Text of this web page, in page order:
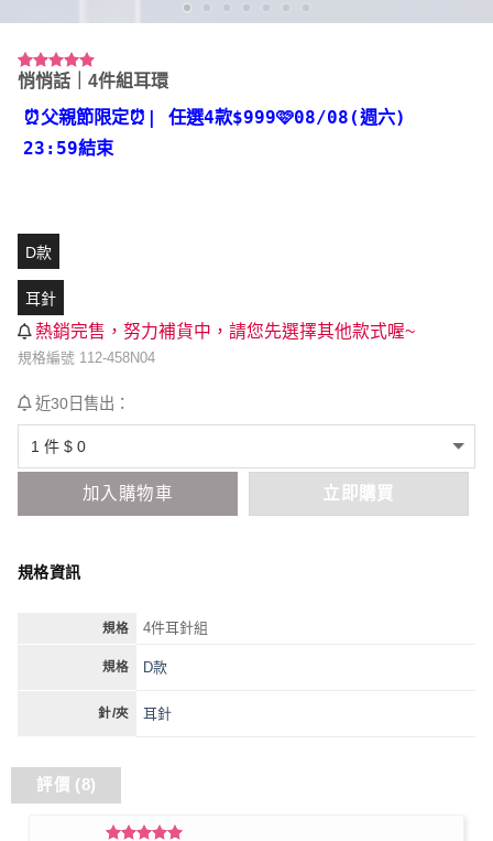
評分4.88
8
位顧客進
行評分
悄悄話｜4件組耳環
⏰父親節限定⏰ | 任選4款$999🩷08/08(週六)
23:59結束
D款
耳針
熱銷完售，努力補貨中，請您先選擇其他款式喔~
規格編號 112-458N04
近30日售出：
加入購物車 立即購買
規格資訊
規格 4件耳針組
規格 D款
針/夾 耳針
評價 (8)